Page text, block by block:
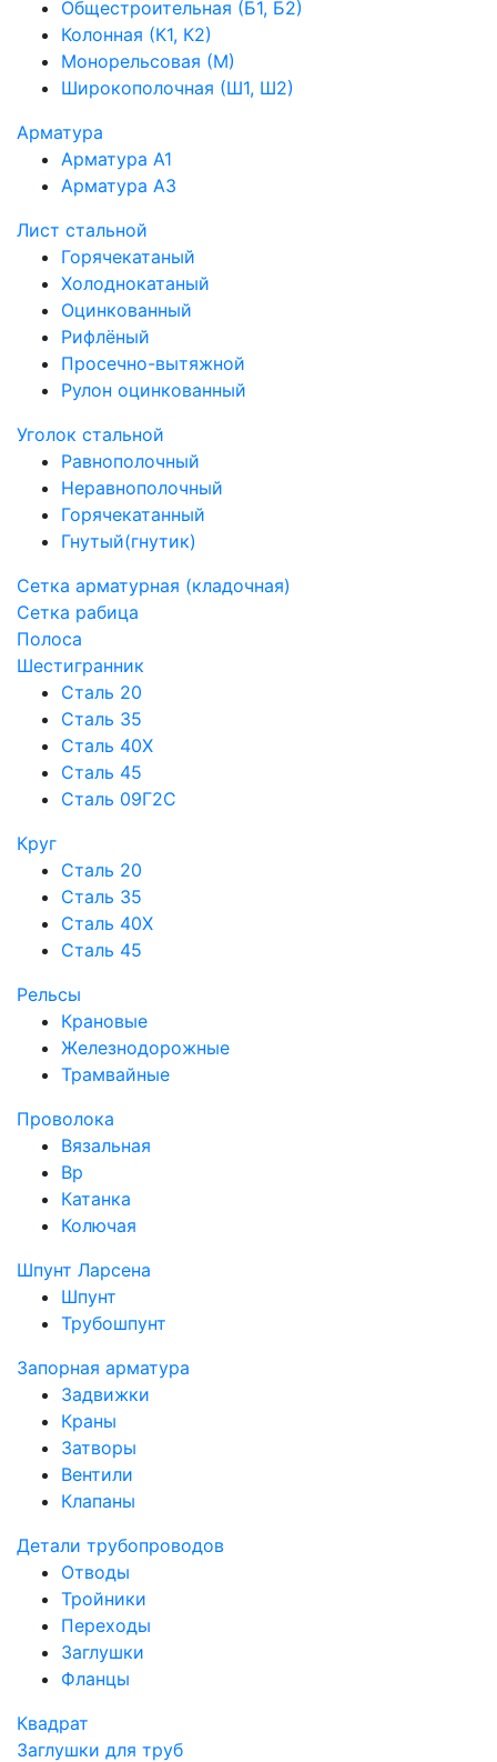
Общестроительная (Б1, Б2)
Колонная (К1, К2)
Монорельсовая (М)
Широкополочная (Ш1, Ш2)
Арматура
Арматура А1
Арматура А3
Лист стальной
Горячекатаный
Холоднокатаный
Оцинкованный
Рифлёный
Просечно-вытяжной
Рулон оцинкованный
Уголок стальной
Равнополочный
Неравнополочный
Горячекатанный
Гнутый(гнутик)
Сетка арматурная (кладочная)
Сетка рабица
Полоса
Шестигранник
Сталь 20
Сталь 35
Сталь 40Х
Сталь 45
Сталь 09Г2С
Круг
Сталь 20
Сталь 35
Сталь 40Х
Сталь 45
Рельсы
Крановые
Железнодорожные
Трамвайные
Проволока
Вязальная
Вр
Катанка
Колючая
Шпунт Ларсена
Шпунт
Трубошпунт
Запорная арматура
Задвижки
Краны
Затворы
Вентили
Клапаны
Детали трубопроводов
Отводы
Тройники
Переходы
Заглушки
Фланцы
Квадрат
Заглушки для труб